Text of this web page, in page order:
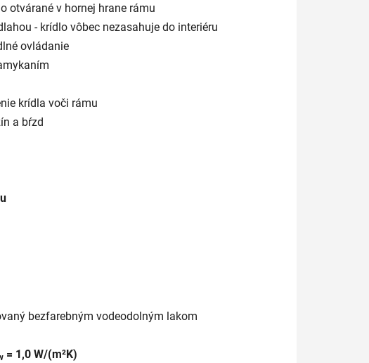
otvárané v hornej hrane rámu
- krídlo vôbec nezasahuje do interiéru
ovládanie
krídla voči rámu
a bŕzd
bezfarebným vodeodolným lakom
= 1,0 W/(m²K)